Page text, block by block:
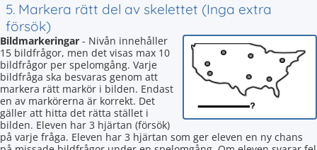
5. Markera rätt del av skelettet (Inga extra
försök)
Bildmarkeringar - Nivån innehåller
15 bildfrågor, men det visas max 10
bildfrågor per spelomgång. Varje
bildfråga ska besvaras genom att
markera rätt markör i bilden. Endast
en av markörerna är korrekt. Det
gäller att hitta det rätta stället i
bilden. Eleven har 3 hjärtan (försök)
på varje fråga. Eleven har 3 hjärtan som ger eleven en ny chans